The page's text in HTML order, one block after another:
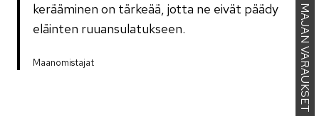
MAJAN VARAUKSET
kerääminen on tärkeää, jotta ne eivät päädy
eläinten ruuansulatukseen.
Maanomistajat